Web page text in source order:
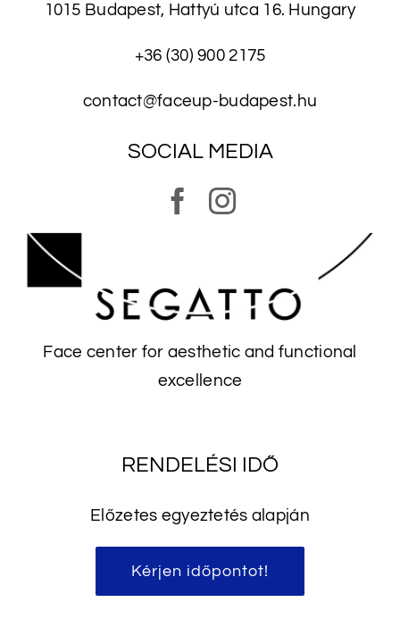
1015 Budapest, Hattyú utca 16. Hungary
+36 (30) 900 2175
contact@faceup-budapest.hu
SOCIAL MEDIA
Face center for aesthetic and functional
excellence
RENDELÉSI IDŐ
Előzetes egyeztetés alapján
Kérjen időpontot!